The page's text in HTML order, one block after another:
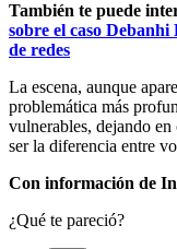
También te puede
sobre el caso
de redes
La escena, aunque
problemática más
vulnerables, dejando
ser la diferencia entre
Con información de
¿Qué te pareció?